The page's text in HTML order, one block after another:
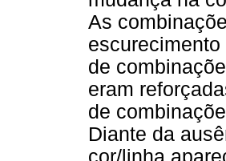
As
de
eram
de
Diante da
cor/linha